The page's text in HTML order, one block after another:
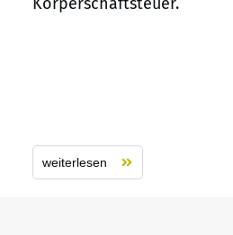
Körperschaftsteuer.
weiterlesen